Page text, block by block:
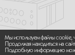
Мы используем файлы cookie,
Продолжая находиться на
Подробную информацию